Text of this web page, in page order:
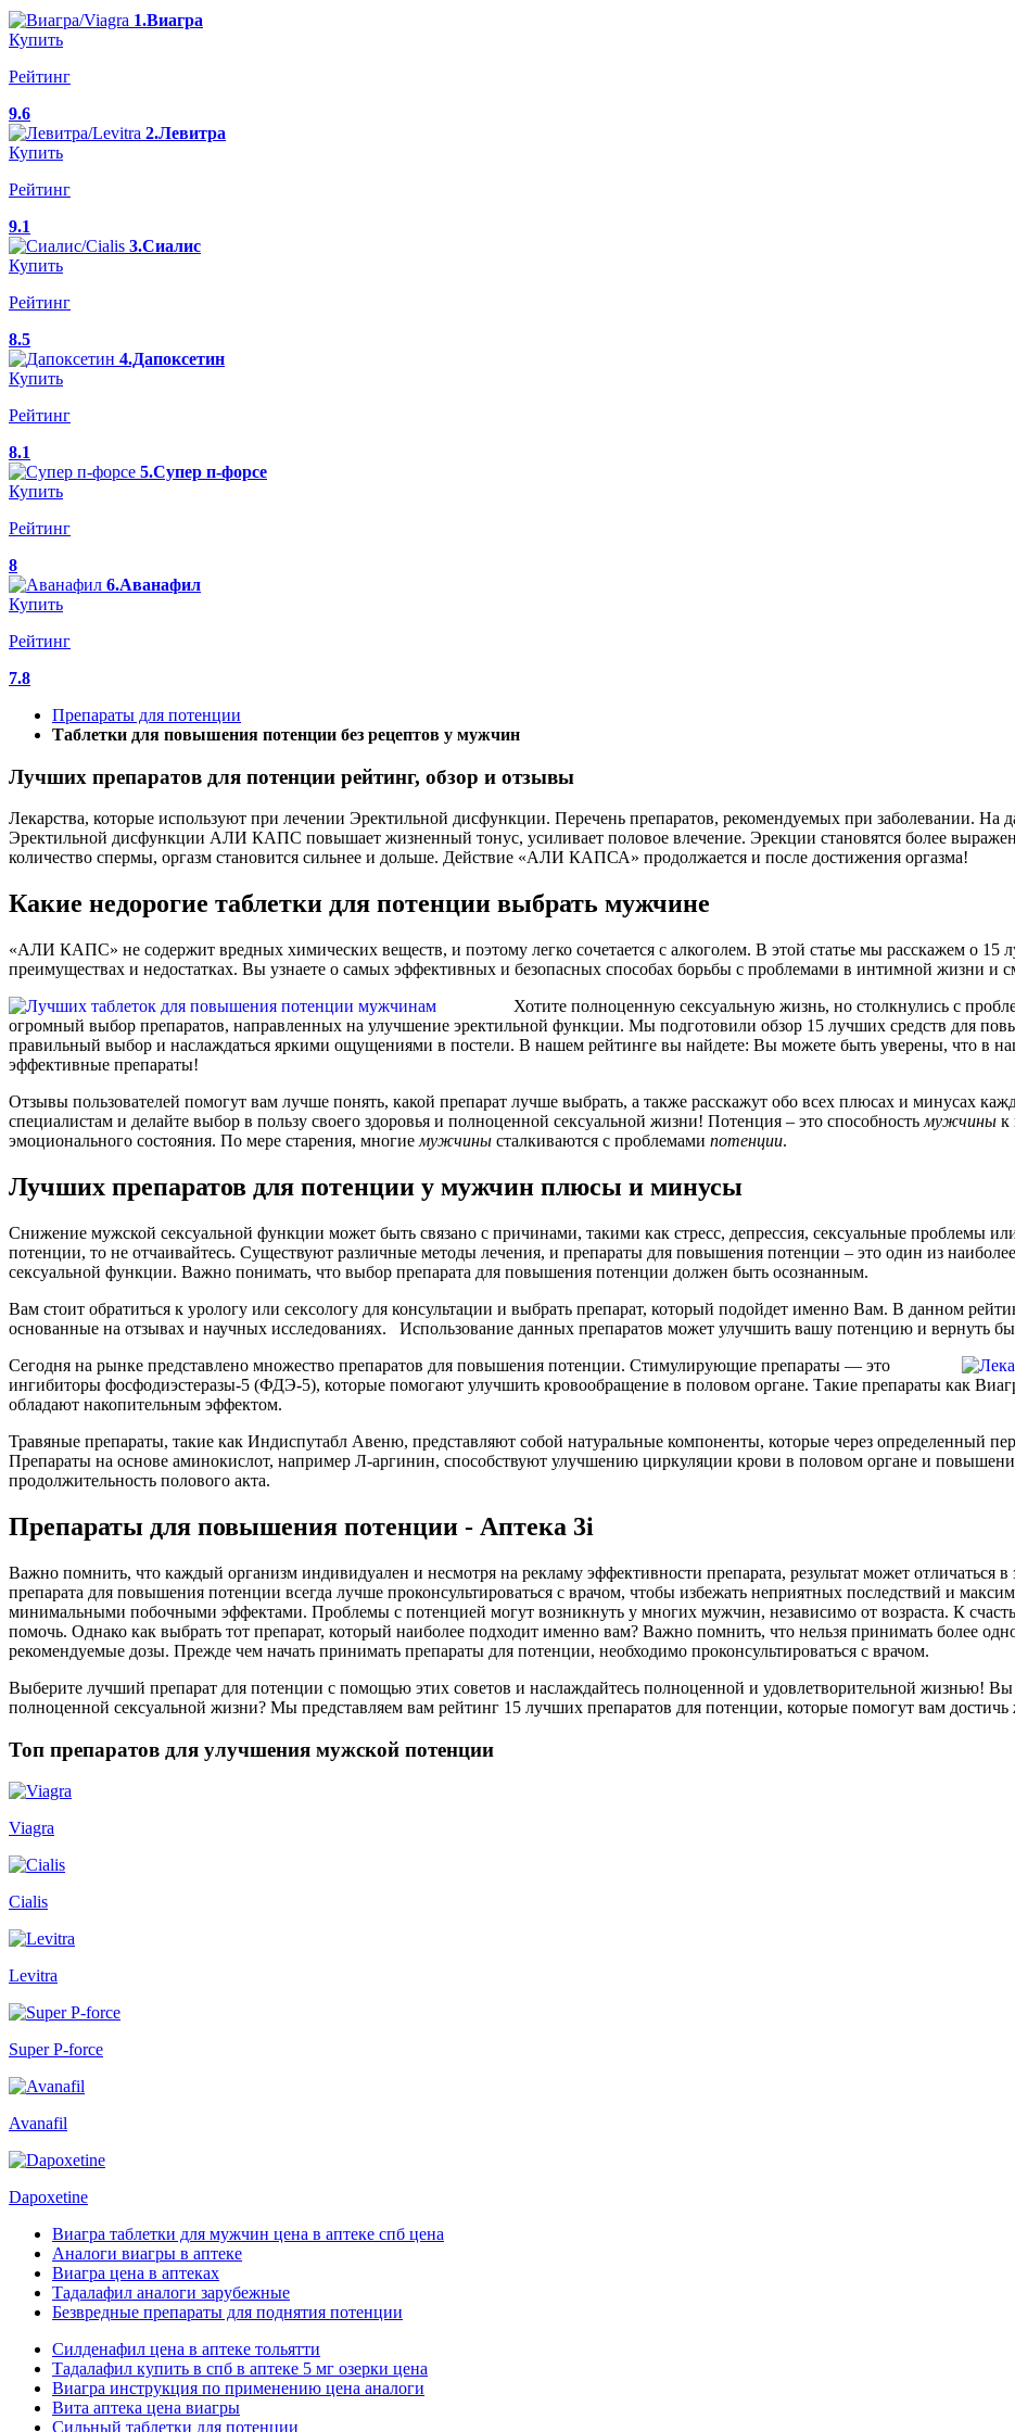
1.Виагра
Купить
Рейтинг
9.6
2.Левитра
Купить
Рейтинг
9.1
3.Сиалис
Купить
Рейтинг
8.5
4.Дапоксетин
Купить
Рейтинг
8.1
5.Супер п-форсе
Купить
Рейтинг
8
6.Аванафил
Купить
Рейтинг
7.8
Препараты для потенции
Таблетки для повышения потенции без рецептов у мужчин
Лучших препаратов для потенции рейтинг, обзор и отзывы
Лекарства, которые используют при лечении Эректильной дисфункции. Перечень препаратов, рекомендуемых при заболевании. На
Эректильной дисфункции АЛИ КАПС повышает жизненный тонус, усиливает половое влечение. Эрекции становятся более
количество спермы, оргазм становится сильнее и дольше. Действие «АЛИ КАПСА» продолжается и после достижения оргазма!
Какие недорогие таблетки для потенции выбрать мужчине
«АЛИ КАПС» не содержит вредных химических веществ, и поэтому легко сочетается с алкоголем. В этой статье мы расскажем о
преимуществах и недостатках. Вы узнаете о самых эффективных и безопасных способах борьбы с проблемами в интимной жизни и
Хотите полноценную сексуальную жизнь, но столкнулись с
огромный выбор препаратов, направленных на улучшение эректильной функции. Мы подготовили обзор 15 лучших средств для
правильный выбор и наслаждаться яркими ощущениями в постели. В нашем рейтинге вы найдете: Вы можете быть уверены, что в
эффективные препараты!
Отзывы пользователей помогут вам лучше понять, какой препарат лучше выбрать, а также расскажут обо всех плюсах и минусах
специалистам и делайте выбор в пользу своего здоровья и полноценной сексуальной жизни! Потенция – это способность мужчины к
эмоционального состояния. По мере старения, многие мужчины сталкиваются с проблемами потенции.
Лучших препаратов для потенции у мужчин плюсы и минусы
Снижение мужской сексуальной функции может быть связано с причинами, такими как стресс, депрессия, сексуальные проблемы
потенции, то не отчаивайтесь. Существуют различные методы лечения, и препараты для повышения потенции – это один из
сексуальной функции. Важно понимать, что выбор препарата для повышения потенции должен быть осознанным.
Вам стоит обратиться к урологу или сексологу для консультации и выбрать препарат, который подойдет именно Вам. В данном
основанные на отзывах и научных исследованиях. Использование данных препаратов может улучшить вашу потенцию и вернуть
Сегодня на рынке представлено множество препаратов для повышения потенции. Стимулирующие препараты — это
ингибиторы фосфодиэстеразы-5 (ФДЭ-5), которые помогают улучшить кровообращение в половом органе. Такие препараты как
обладают накопительным эффектом.
Травяные препараты, такие как Индиспутабл Авеню, представляют собой натуральные компоненты, которые через определенный
Препараты на основе аминокислот, например Л-аргинин, способствуют улучшению циркуляции крови в половом органе и
продолжительность полового акта.
Препараты для повышения потенции - Аптека 3i
Важно помнить, что каждый организм индивидуален и несмотря на рекламу эффективности препарата, результат может отличаться
препарата для повышения потенции всегда лучше проконсультироваться с врачом, чтобы избежать неприятных последствий и
минимальными побочными эффектами. Проблемы с потенцией могут возникнуть у многих мужчин, независимо от возраста. К
помочь. Однако как выбрать тот препарат, который наиболее подходит именно вам? Важно помнить, что нельзя принимать более
рекомендуемые дозы. Прежде чем начать принимать препараты для потенции, необходимо проконсультироваться с врачом.
Выберите лучший препарат для потенции с помощью этих советов и наслаждайтесь полноценной и удовлетворительной жизнью!
полноценной сексуальной жизни? Мы представляем вам рейтинг 15 лучших препаратов для потенции, которые помогут вам достичь
Топ препаратов для улучшения мужской потенции
Viagra
Cialis
Levitra
Super P-force
Avanafil
Dapoxetine
Виагра таблетки для мужчин цена в аптеке спб цена
Аналоги виагры в аптеке
Виагра цена в аптеках
Тадалафил аналоги зарубежные
Безвредные препараты для поднятия потенции
Силденафил цена в аптеке тольятти
Тадалафил купить в спб в аптеке 5 мг озерки цена
Виагра инструкция по применению цена аналоги
Вита аптека цена виагры
Сильный таблетки для потенции